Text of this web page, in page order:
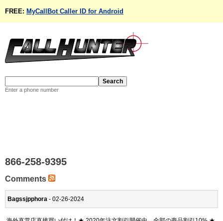
FREE: MyCallBot Caller ID for Android
Enter a phone number
866-258-9395
Comments
Bagssjpphora - 02-26-2024